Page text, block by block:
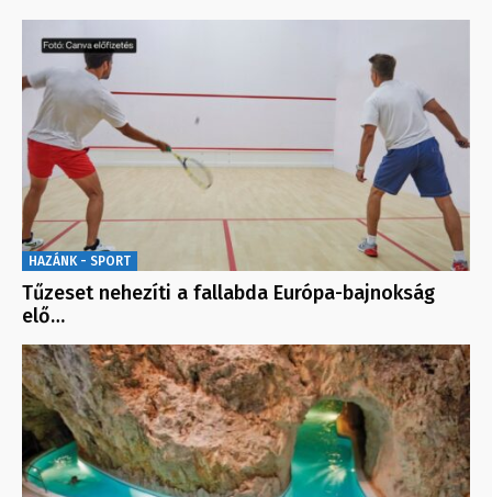
HAZÁNK - SPORT
Tűzeset nehezíti a fallabda Európa-bajnokság
elő…